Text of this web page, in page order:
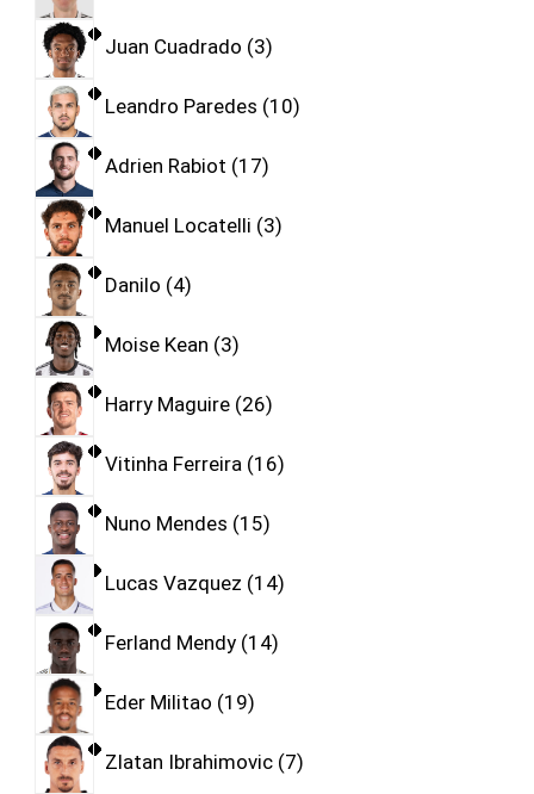
Juan Cuadrado 3
Leandro Paredes 10
Adrien Rabiot 17
Manuel Locatelli 3
Danilo 4
Moise Kean 3
Harry Maguire 26
Vitinha Ferreira 16
Nuno Mendes 15
Lucas Vazquez 14
Ferland Mendy 14
Eder Militao 19
Zlatan Ibrahimovic 7